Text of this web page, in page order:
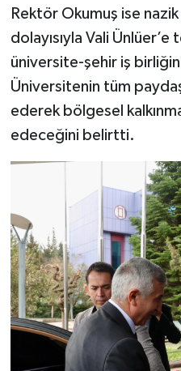
Rektör Okumuş ise
dolayısıyla Vali
üniversite-şehir iş
Üniversitenin tüm
ederek bölgesel
edeceğini belirtti.